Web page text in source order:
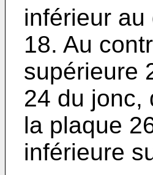
inférieur
18. Au
supérieure
24 du jonc,
la plaque
inférieure